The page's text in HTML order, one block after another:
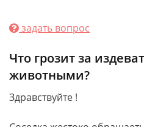
задать вопрос
Что грозит за
животными?
Здравствуйте !